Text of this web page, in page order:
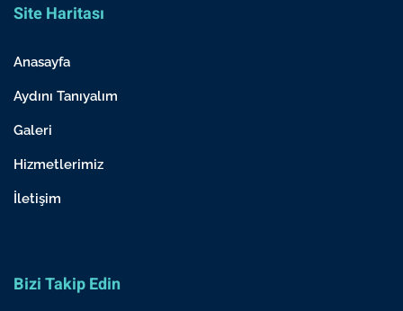
Site Haritası
Anasayfa
Aydını Tanıyalım
Galeri
Hizmetlerimiz
İletişim
Bizi Takip Edin